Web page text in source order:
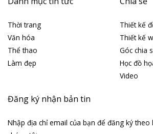
Thời trang
Văn hóa
Thể thao
Làm đẹp
Thiết kế
Thiết kế
Góc chia
Học đồ
Video
Đăng ký nhận bản tin
Nhập địa chỉ email của bạn để đăng ký theo